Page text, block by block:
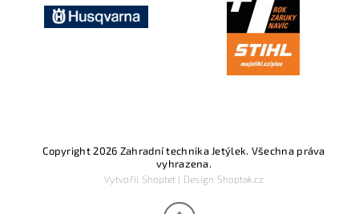
Copyright 2026 Zahradní technika Jetýlek. Všechna práva
vyhrazena.
Vytvořil Shoptet| Design Shoptak.cz